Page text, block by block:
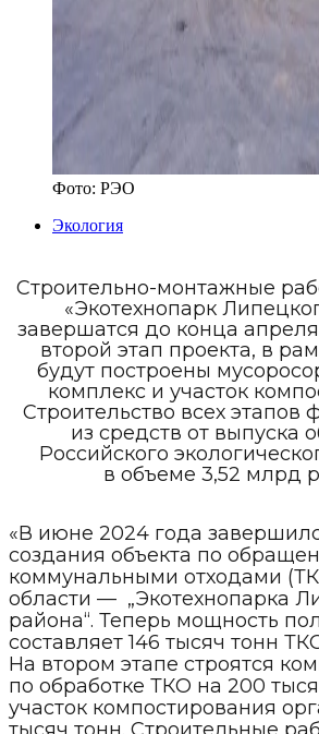
Фото: РЭО
Экология
Строительно-монтажные
«Экотехнопарк
завершатся до конца
второй этап проекта, в
будут построены
комплекс и участок
Строительство всех этапов
из средств от выпуска
Российского
в объеме 3,52 млрд
«В июне 2024 года
создания объекта по
коммунальными отходами
области — „Экотехнопарка
района“. Теперь мощность
составляет 146 тысяч тонн
На втором этапе строятся
по обработке ТКО на 200
участок компостирования